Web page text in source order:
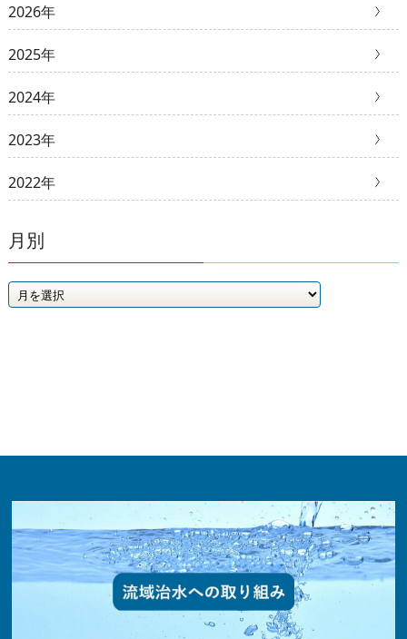
2026年
2025年
2024年
2023年
2022年
月別